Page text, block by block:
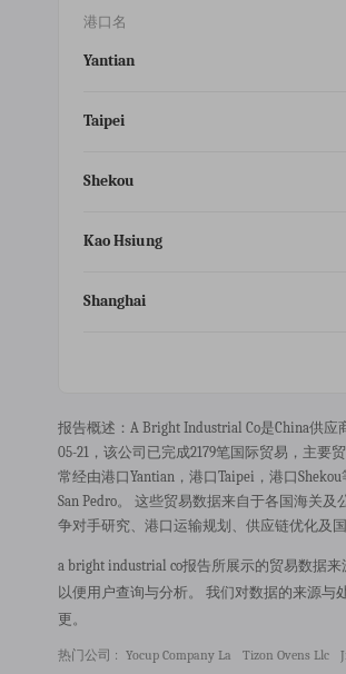
港口名
Yantian
Taipei
Shekou
Kao Hsiung
Shanghai
报告概述：a Bright Industrial Co是china供
05-21，该公司已完成2179笔国际贸易，主要
常经由港口yantian，港口taipei，港口shekou
San Pedro。 这些贸易数据来自于各国海关
争对手研究、港口运输规划、供应链优化及
a bright industrial co报告所展示的贸易数据
以便用户查询与分析。 我们对数据的来源
更。
热门公司 : Yocup Company La Tizon Ovens Llc